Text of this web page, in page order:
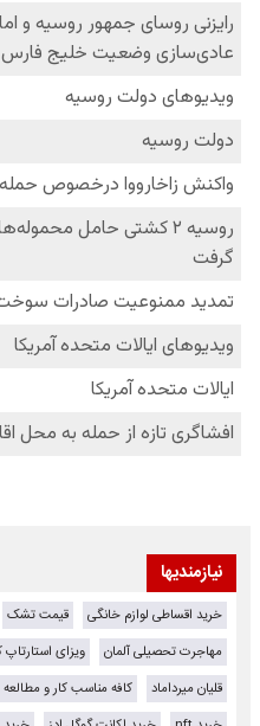
نیازمندیها
خرید اقساطی لوازم خانگی قیمت تشک
مهاجرت تحصیلی آلمان
ویزای استارتاپ
قلیان میرداماد
کافه مناسب کار و مطالعه